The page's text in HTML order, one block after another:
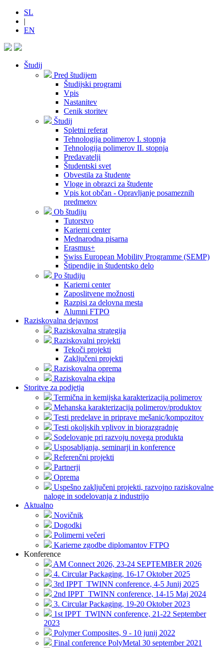
SL
|
EN
Študij
Pred študijem
Študijski programi
Vpis
Nastanitev
Cenik storitev
Študij
Spletni referat
Tehnologija polimerov I. stopnja
Tehnologija polimerov II. stopnja
Predavatelji
Študentski svet
Obvestila za študente
Vloge in obrazci za študente
Vpis kot občan - Opravljanje posameznih
predmetov
Ob študiju
Tutorstvo
Karierni center
Mednarodna pisarna
Erasmus+
Swiss European Mobility Programme (SEMP)
Štipendije in študentsko delo
Po študiju
Karierni center
Zaposlitvene možnosti
Razpisi za delovna mesta
Alumni FTPO
Raziskovalna dejavnost
Raziskovalna strategija
Raziskovalni projekti
Tekoči projekti
Zaključeni projekti
Raziskovalna oprema
Raziskovalna ekipa
Storitve za podjetja
Termična in kemijska karakterizacija polimerov
Mehanska karakterizacija polimerov/produktov
Testi predelave in priprave mešanic/kompozitov
Testi okoljskih vplivov in biorazgradnje
Sodelovanje pri razvoju novega produkta
Usposabljanja, seminarji in konference
Referenčni projekti
Partnerji
Oprema
Uspešno zaključeni projekti, razvojno raziskovalne
naloge in sodelovanja z industrijo
Aktualno
Novičnik
Dogodki
Polimerni večeri
Karierne zgodbe diplomantov FTPO
Konference
AM Connect 2026, 23-24 SEPTEMBER 2026
4. Circular Packaging, 16-17 Oktober 2025
3rd IPPT_TWINN conference, 4-5 Junij 2025
2nd IPPT_TWINN conference, 14-15 Maj 2024
3. Circular Packaging, 19-20 Oktober 2023
1st IPPT_TWINN conference, 21-22 September
2023
Polymer Composites, 9 - 10 junij 2022
Final conference PolyMetal 30 september 2021